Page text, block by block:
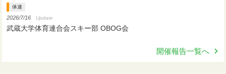
体連
2026/7/16 Update
武蔵大学体育連合会スキー部 OBOG会
開催報告一覧へ